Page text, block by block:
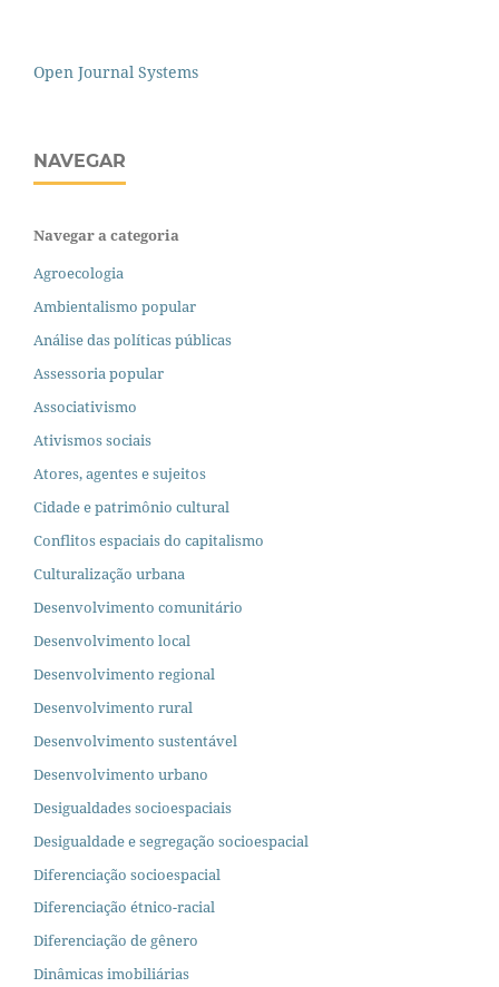
Open Journal Systems
NAVEGAR
Navegar a categoria
Agroecologia
Ambientalismo popular
Análise das políticas públicas
Assessoria popular
Associativismo
Ativismos sociais
Atores, agentes e sujeitos
Cidade e patrimônio cultural
Conflitos espaciais do capitalismo
Culturalização urbana
Desenvolvimento comunitário
Desenvolvimento local
Desenvolvimento regional
Desenvolvimento rural
Desenvolvimento sustentável
Desenvolvimento urbano
Desigualdades socioespaciais
Desigualdade e segregação socioespacial
Diferenciação socioespacial
Diferenciação étnico-racial
Diferenciação de gênero
Dinâmicas imobiliárias